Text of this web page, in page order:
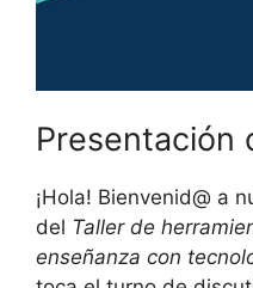
Presentación
¡Hola! Bienvenid@ a
del Taller de
enseñanza con